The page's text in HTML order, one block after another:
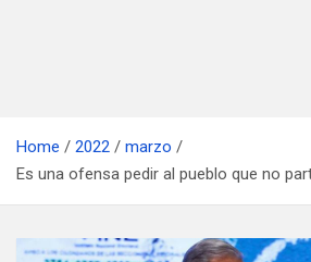
Home 2022
marzo
Es una ofensa pedir al pueblo que no